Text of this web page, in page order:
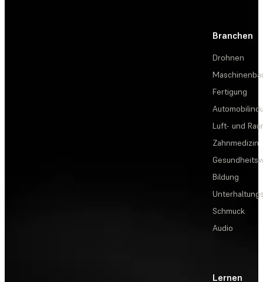
Branchen
Drohnen
Fertigung
Luft- und
Zahnmedizin
Bildung
Schmuck
Audio
Lernen